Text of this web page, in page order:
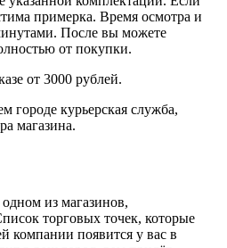
примерка. Время осмотра и
После вы можете
от покупки.
от 3000 рублей.
городе курьерская служба,
магазина.
из магазинов,
торговых точек, которые
компании появится у вас в